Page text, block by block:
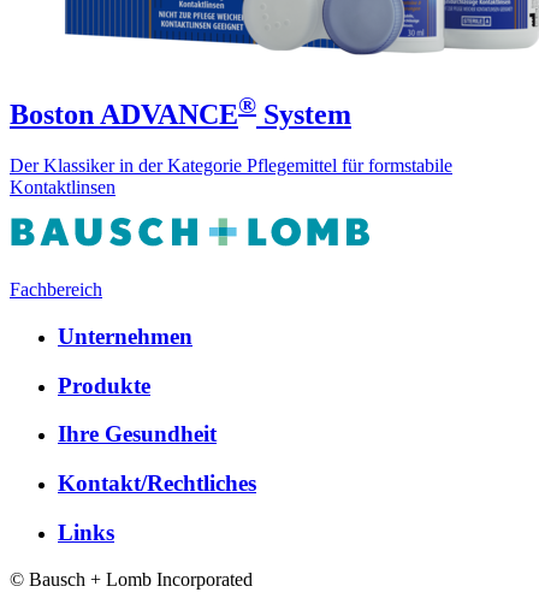
Boston ADVANCE® System
Der Klassiker in der Kategorie Pflegemittel für formstabile
Kontaktlinsen
Fachbereich
Unternehmen
Produkte
Ihre Gesundheit
Kontakt/Rechtliches
Links
© Bausch + Lomb Incorporated